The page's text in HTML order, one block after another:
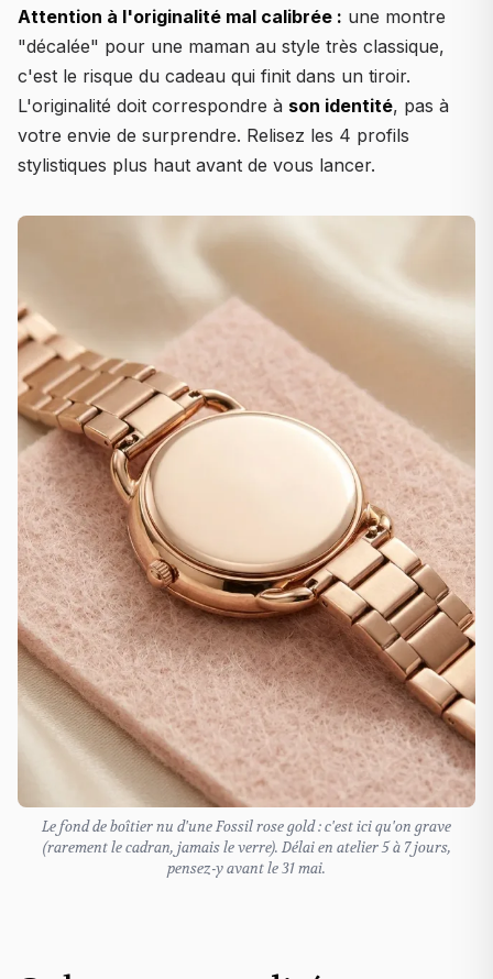
Attention à l'originalité mal calibrée : une montre
"décalée" pour une maman au style très classique,
c'est le risque du cadeau qui finit dans un tiroir.
L'originalité doit correspondre à son identité, pas à
votre envie de surprendre. Relisez les 4 profils
stylistiques plus haut avant de vous lancer.
Le fond de boîtier nu d'une Fossil rose gold : c'est ici qu'on grave
(rarement le cadran, jamais le verre). Délai en atelier 5 à 7 jours,
pensez-y avant le 31 mai.